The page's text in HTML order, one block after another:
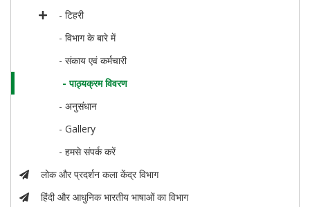
- टिहरी
- विभाग के बारे में
- संकाय एवं कर्मचारी
- पाठ्यक्रम विवरण
- अनुसंधान
- Gallery
- हमसे संपर्क करें
लोक और प्रदर्शन कला केंद्र विभाग
हिंदी और आधुनिक भारतीय भाषाओं का विभाग